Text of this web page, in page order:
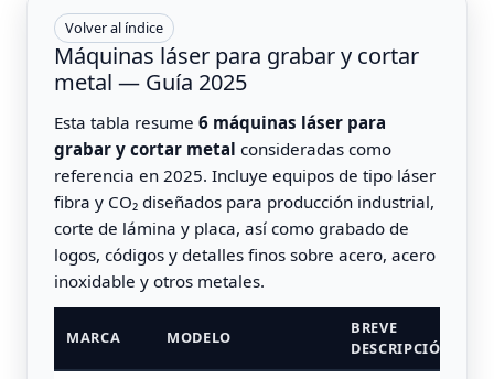
Volver al índice
Máquinas láser para grabar y cortar
metal — Guía 2025
Esta tabla resume 6 máquinas láser para
grabar y cortar metal consideradas como
referencia en 2025. Incluye equipos de tipo láser
fibra y CO₂ diseñados para producción industrial,
corte de lámina y placa, así como grabado de
logos, códigos y detalles finos sobre acero, acero
inoxidable y otros metales.
MARCA MODELO
BREVE
DESCRIPCIÓN